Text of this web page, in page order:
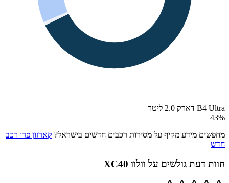
B4 Ultra דארק 2.0 ליטר
43%
מחפשים מידע מקיף על מסירות רכבים חדשים בישראל? קארזון פרו רכב
חדש
חוות דעת גולשים על וולוו XC40